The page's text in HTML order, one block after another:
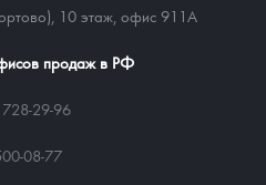
10 этаж, офис 911А
продаж в РФ
29-96
08-77